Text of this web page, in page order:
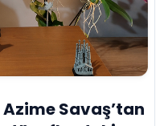
Savaş’tan